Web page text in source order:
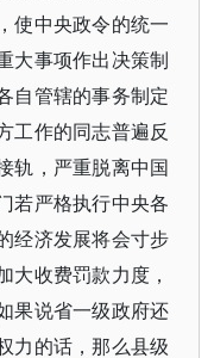
使中央政令的统一
大事项作出决策制
自管辖的事务制定
工作的同志普遍反
轨，严重脱离中国
若严格执行中央各
经济发展将会寸步
大收费罚款力度，
果说省一级政府还
力的话，那么县级